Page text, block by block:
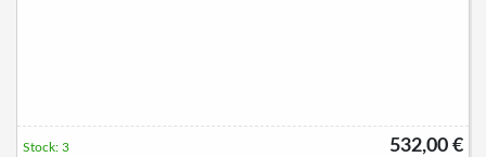
532,00 €
Stock: 3